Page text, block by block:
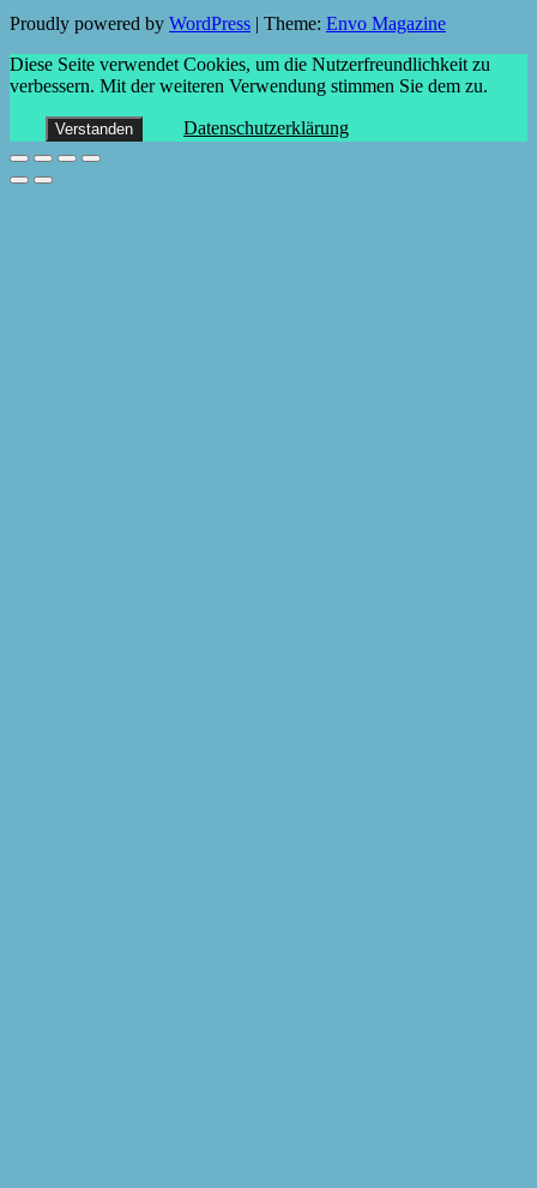
Proudly powered by WordPress Theme: Envo Magazine
Diese Seite verwendet Cookies, um die Nutzerfreundlichkeit zu
verbessern. Mit der weiteren Verwendung stimmen Sie dem zu.
Verstanden Datenschutzerklärung